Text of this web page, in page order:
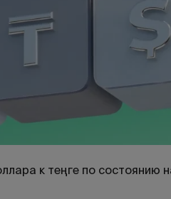
к теңге по состоянию